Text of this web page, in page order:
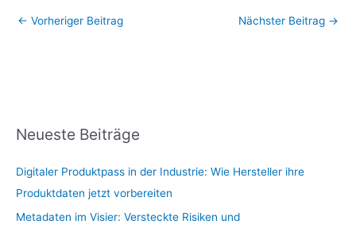
← Vorheriger Beitrag Nächster Beitrag →
Neueste Beiträge
Digitaler Produktpass in der Industrie: Wie Hersteller ihre
Produktdaten jetzt vorbereiten
Metadaten im Visier: Versteckte Risiken und